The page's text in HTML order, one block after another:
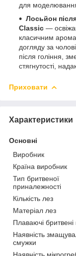
для
Лосьйон
Classic —
класичним
догляду за
після гоління,
стягнутості,
Приховати
Характеристики
Основні
Виробник
Країна виробник
Тип бритвеної
приналежності
Кількість лез
Матеріал лез
Плаваючі бритвені
Наявність
смужки
Наявність